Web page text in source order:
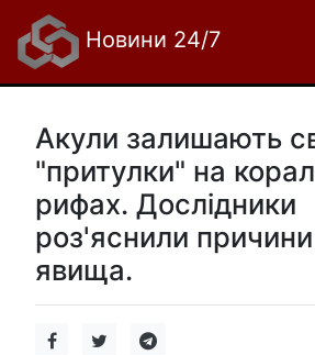
Новини 24/7
Акули залишають
"притулки" на
рифах. Дослідники
роз'яснили
явища.